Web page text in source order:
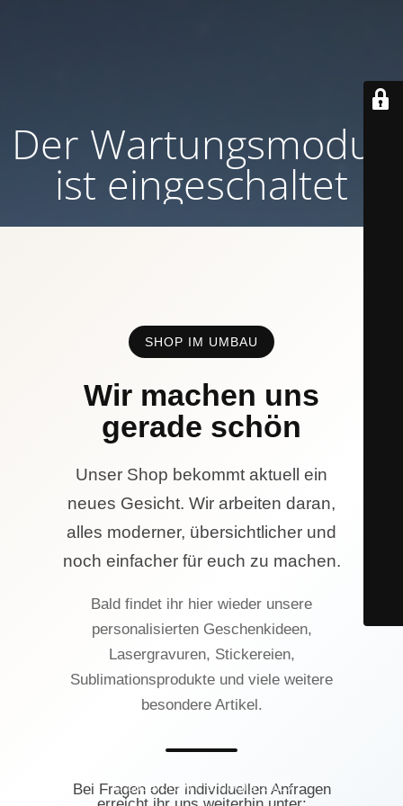
Der Wartungsmodus
ist eingeschaltet
SHOP IM UMBAU
Wir machen uns
gerade schön
Unser Shop bekommt aktuell ein
neues Gesicht. Wir arbeiten daran,
alles moderner, übersichtlicher und
noch einfacher für euch zu machen.
Bald findet ihr hier wieder unsere
personalisierten Geschenkideen,
Lasergravuren, Stickereien,
Sublimationsprodukte und viele weitere
besondere Artikel.
Bei Fragen oder individuellen Anfragen
© Lasercrew Hamburg 2023